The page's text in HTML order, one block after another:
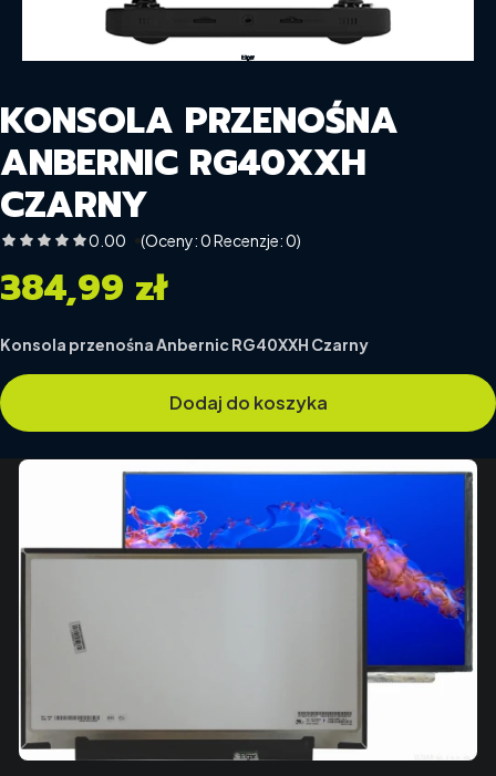
KONSOLA PRZENOŚNA
ANBERNIC RG40XXH
CZARNY
0.00 (Oceny: 0 Recenzje: 0)
Cena
384,99 zł
Konsola przenośna Anbernic RG40XXH Czarny
Dodaj do koszyka